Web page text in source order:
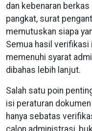
dan kebenaran
pangkat, surat
memutuskan siapa
Semua hasil verifikasi
memenuhi syarat
dibahas lebih lanjut.
Salah satu poin
isi peraturan
hanya sebatas
calon administrasi,